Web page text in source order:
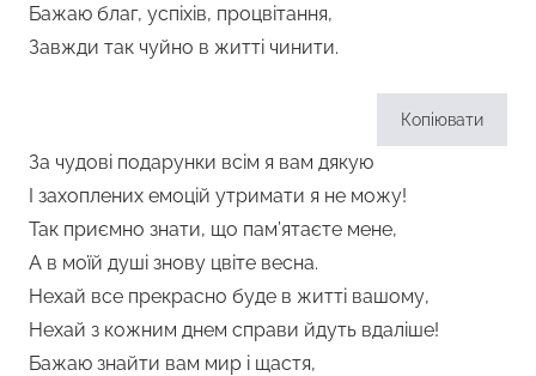
Бажаю благ, успіхів, процвітання,
Завжди так чуйно в житті чинити.
Копіювати
За чудові подарунки всім я вам дякую
І захоплених емоцій утримати я не можу!
Так приємно знати, що пам’ятаєте мене,
А в моїй душі знову цвіте весна.
Нехай все прекрасно буде в житті вашому,
Нехай з кожним днем справи йдуть вдаліше!
Бажаю знайти вам мир і щастя,